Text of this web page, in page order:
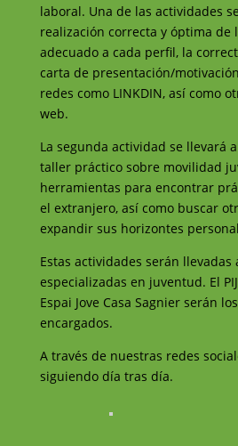
laboral. Una de las actividades
realización correcta y óptima de
adecuado a cada perfil, la
carta de presentación/
redes como LINKDIN, así como
web.
La segunda actividad se llevará
taller práctico sobre movilidad
herramientas para encontrar
el extranjero, así como buscar
expandir sus horizontes
Estas actividades serán llevadas
especializadas en juventud. El
Espai Jove Casa Sagnier serán
encargados.
A través de nuestras redes
siguiendo día tras día.